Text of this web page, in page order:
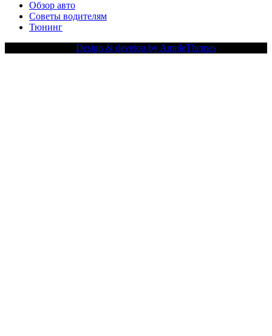
Обзор авто
Советы водителям
Тюнинг
Design & develop by AmpleThemes